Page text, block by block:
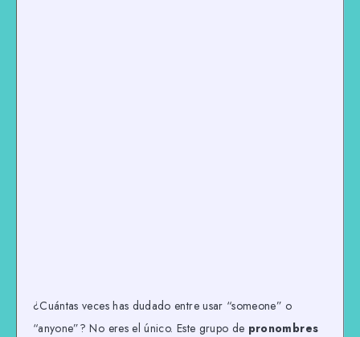
¿Cuántas veces has dudado entre usar “someone” o
“anyone”? No eres el único. Este grupo de pronombres